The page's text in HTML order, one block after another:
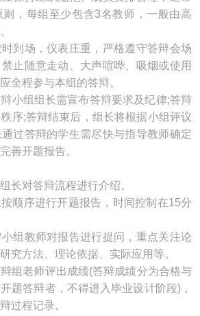
，每组至少包含3名教师，一般由高
场，仪表庄重，严格遵守答辩会场
止随意走动、大声喧哗、吸烟或使用
全程参与本组的答辩。
组组长需宣布答辩要求及纪律;答辩
序;答辩结束后，组长将根据小组评议
过答辩的学生需尽快与指导教师确定
善开题报告。
对答辩流程进行介绍。
序进行开题报告，时间控制在15分
教师对报告进行提问，重点关注论
究方法、理论依据、实际应用等。
老师评出成绩(答辩成绩分为合格与
题答辩者，不得进入毕业设计阶段)，
过程记录。